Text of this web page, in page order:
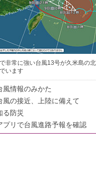
非常に強い台風13号が久米島の
います
風情報のみかた
風の接近、上陸に備えて
る防災
プリで台風進路予報を確認